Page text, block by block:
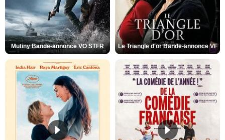
Mutiny Bande-annonce VO STFR Le Triangle d'or Bande-annonce VF